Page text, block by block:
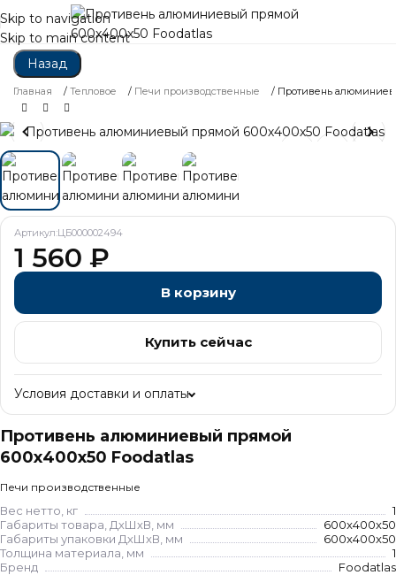
Skip to navigation
Skip to main content
Назад
Главная / Тепловое / Печи производственные / Противень
Противень алюминиевый прямой
600х400х50 Foodatlas
Печи производственные
Вес нетто, кг
1
Габариты товара, ДхШхВ, мм
600x400x50
Габариты упаковки ДхШхВ, мм
600x400x50
Толщина материала, мм
1
Бренд
Foodatlas
Артикул:ЦБ000002494
1 560 ₽
В корзину
Купить сейчас
Условия доставки и оплаты